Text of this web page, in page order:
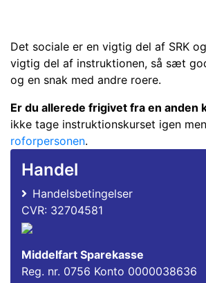
Det sociale er en vigtig del af SRK
vigtig del af instruktionen, så sæt
og en snak med andre roere.
Er du allerede frigivet fra en anden
ikke tage instruktionskurset igen
roforpersonen.
Handel
Handelsbetingelser
CVR: 32704581
Middelfart Sparekasse
Reg. nr. 0756 Konto 0000038636